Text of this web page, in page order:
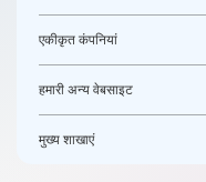
एकीकृत कंपनियां
हमारी अन्य वेबसाइट
मुख्य शाखाएं